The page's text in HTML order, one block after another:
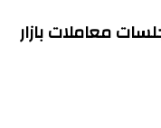
معاملات بازار